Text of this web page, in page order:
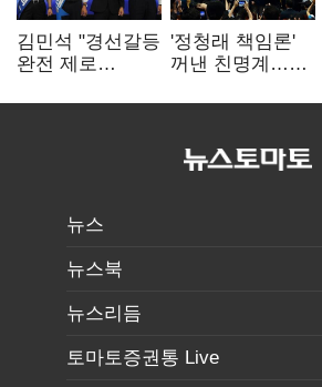
김민석 "경선갈등
완전 제로
"반명 공세
'정청래 책임론'
꺼낸 친명계…
추가투표 때리기
뉴스
뉴스북
뉴스리듬
토마토증권통 Live